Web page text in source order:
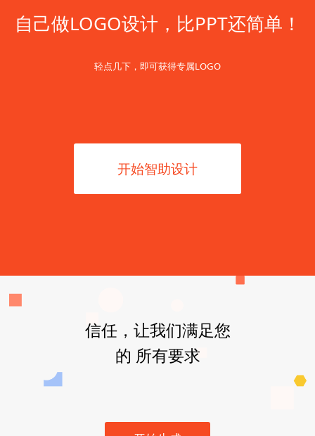
自己做LOGO设计，比PPT还简单！
轻点几下，即可获得专属LOGO
开始智助设计
信任，让我们满足您
的 所有要求